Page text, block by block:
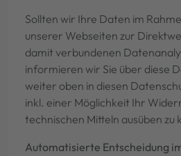
Sollten wir Ihre Daten im
unserer Webseiten zur
damit verbundenen
informieren wir Sie über diese
weiter oben in diesen
inkl. einer Möglichkeit Ihr
technischen Mitteln ausüben zu
Automatisierte Entscheidung